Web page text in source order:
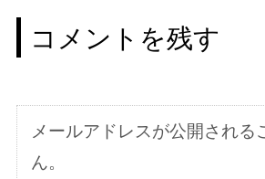
ゲ
ー
ョ
ン
コメントを残す
メールアドレスが公開される
ん。